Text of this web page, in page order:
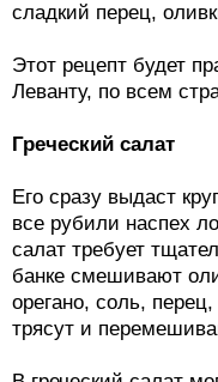
сладкий перец,
Этот рецепт будет
Леванту, по всем
Греческий салат
Его сразу выдаст
все рубили наспех
салат требует
банке смешивают
орегано, соль,
трясут и